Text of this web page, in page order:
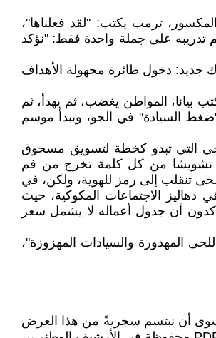
ترمب يكتب: "لقد فعلناها"،
تدريبه على جملة واحدة فقط: "نؤكد
جديد: دخول طائرة مجهولة الأهداف
المواطن يغضب، ثم يهدأ، ثم
"ضغط السيادة" في الجو، ويبدأ موسم
التي تبدو كخطة لتسويق مسحوق
تشويشا من كل كلمة تخرج من فم
تنقلب إلى رمز للهوية، ولكن، في
دهاليز الاجتماعات المكوكية، حيث
أن جدول أعماله لا يشمل سعر
المهدورة والسيادات المهزوزة"،
سوى أن نبتسم سخريةً من هذا العرض